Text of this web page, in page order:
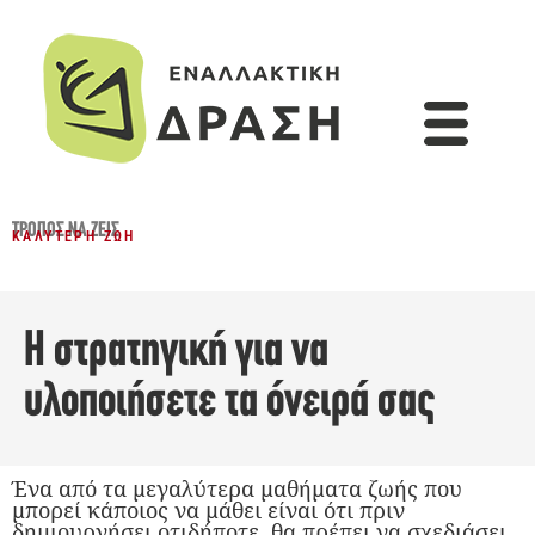
ΤΡΌΠΟΣ ΝΑ ΖΕΙΣ
ΚΑΛΎΤΕΡΗ ΖΩΉ
Η στρατηγική για να
υλοποιήσετε τα όνειρά σας
Ένα από τα μεγαλύτερα μαθήματα ζωής που
μπορεί κάποιος να μάθει είναι ότι πριν